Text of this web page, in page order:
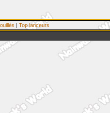
| Top lanceurs